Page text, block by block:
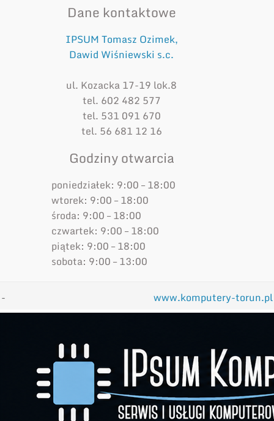
Dane kontaktowe
IPSUM Tomasz Ozimek,
Dawid Wiśniewski s.c.
ul. Kozacka 17-19 lok.8
tel. 602 482 577
tel. 531 091 670
tel. 56 681 12 16
Godziny otwarcia
poniedziałek: 9:00 – 18:00
wtorek: 9:00 – 18:00
środa: 9:00 – 18:00
czwartek: 9:00 – 18:00
piątek: 9:00 – 18:00
sobota: 9:00 – 13:00
- www.komputery-torun.pl